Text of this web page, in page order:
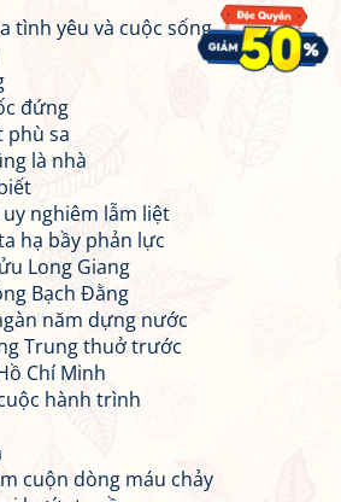
tình yêu và cuộc sống
đứng
phù sa
là nhà
nghiêm lẫm liệt
hạ bầy phản lực
Long Giang
Bạch Đằng
năm dựng nước
Trung thuở trước
Chí Minh
hành trình
cuộn dòng máu chảy